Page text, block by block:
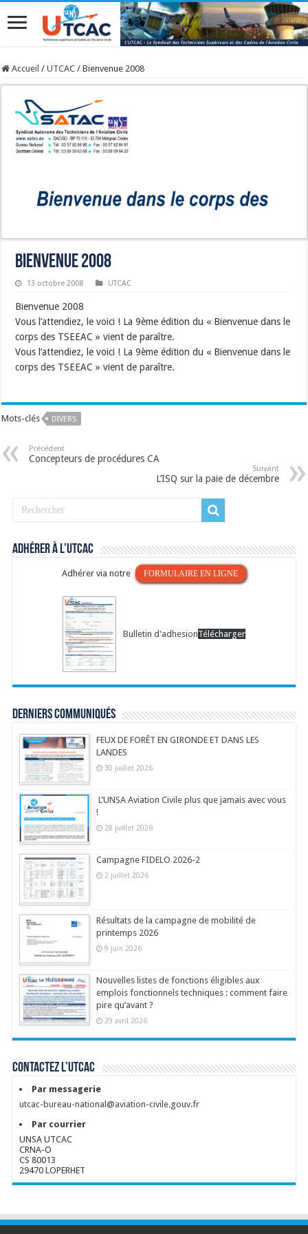
Accueil / UTCAC / Bienvenue 2008
Bienvenue 2008
13 octobre 2008 UTCAC
Bienvenue 2008
Vous l’attendiez, le voici ! La 9ème édition du « Bienvenue dans le
corps des TSEEAC » vient de paraître.
Vous l’attendiez, le voici ! La 9ème édition du « Bienvenue dans le
corps des TSEEAC » vient de paraître.
Mots-clés DIVERS
Précédent
Concepteurs de procédures CA
Suivant
L’ISQ sur la paie de décembre
Adhérer à l’UTCAC
Adhérer via notre FORMULAIRE EN LIGNE
Bulletin d'adhesionTélécharger
Derniers communiqués
FEUX DE FORÊT EN GIRONDE ET DANS LES
LANDES
30 juillet 2026
L’UNSA Aviation Civile plus que jamais avec vous
!
28 juillet 2026
Campagne FIDELO 2026-2
2 juillet 2026
Résultats de la campagne de mobilité de
printemps 2026
9 juin 2026
Nouvelles listes de fonctions éligibles aux
emplois fonctionnels techniques : comment faire
pire qu’avant ?
29 avril 2026
Contactez l’UTCAC
Par messagerie
utcac-bureau-national@aviation-civile.gouv.fr
Par courrier
UNSA UTCAC
CRNA-O
CS 80013
29470 LOPERHET